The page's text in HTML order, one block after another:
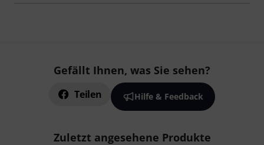
Gefällt Ihnen, was Sie sehen?
Teilen Hilfe & Feedback
Zuletzt angesehene Produkte